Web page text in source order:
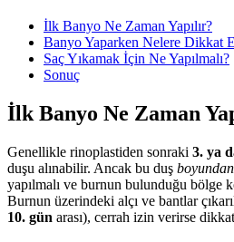
İlk Banyo Ne Zaman Yapılır?
Banyo Yaparken Nelere Dikkat
Saç Yıkamak İçin Ne Yapılmalı?
Sonuç
İlk Banyo Ne Zaman
Genellikle rinoplastiden sonraki 3. ya
duşu alınabilir. Ancak bu duş boyundan
yapılmalı ve burnun bulunduğu bölge
Burnun üzerindeki alçı ve bantlar
10. gün arası), cerrah izin verirse